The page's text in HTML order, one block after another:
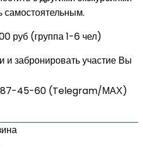
самостоятельным.
руб (группа 1-6 чел)
и забронировать участие Вы
45-60 (Telegram/МАХ)